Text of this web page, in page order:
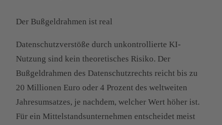
Der Bußgeldrahmen ist real
Datenschutzverstöße durch unkontrollierte KI-
Nutzung sind kein theoretisches Risiko. Der
Bußgeldrahmen des Datenschutzrechts reicht bis zu
20 Millionen Euro oder 4 Prozent des weltweiten
Jahresumsatzes, je nachdem, welcher Wert höher ist.
Für ein Mittelstandsunternehmen entscheidet meist